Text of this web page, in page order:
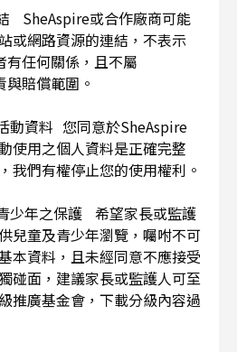
SheAspire或合作廠商可能
或網路資源的連結，不表示
有任何關係，且不屬
賠償範圍。
動資料 您同意於SheAspire
使用之個人資料是正確完整
我們有權停止您的使用權利。
少年之保護 希望家長或監護
兒童及青少年瀏覽，囑咐不可
本資料，且未經同意不應接受
碰面，建議家長或監護人可至
推廣基金會，下載分級內容過